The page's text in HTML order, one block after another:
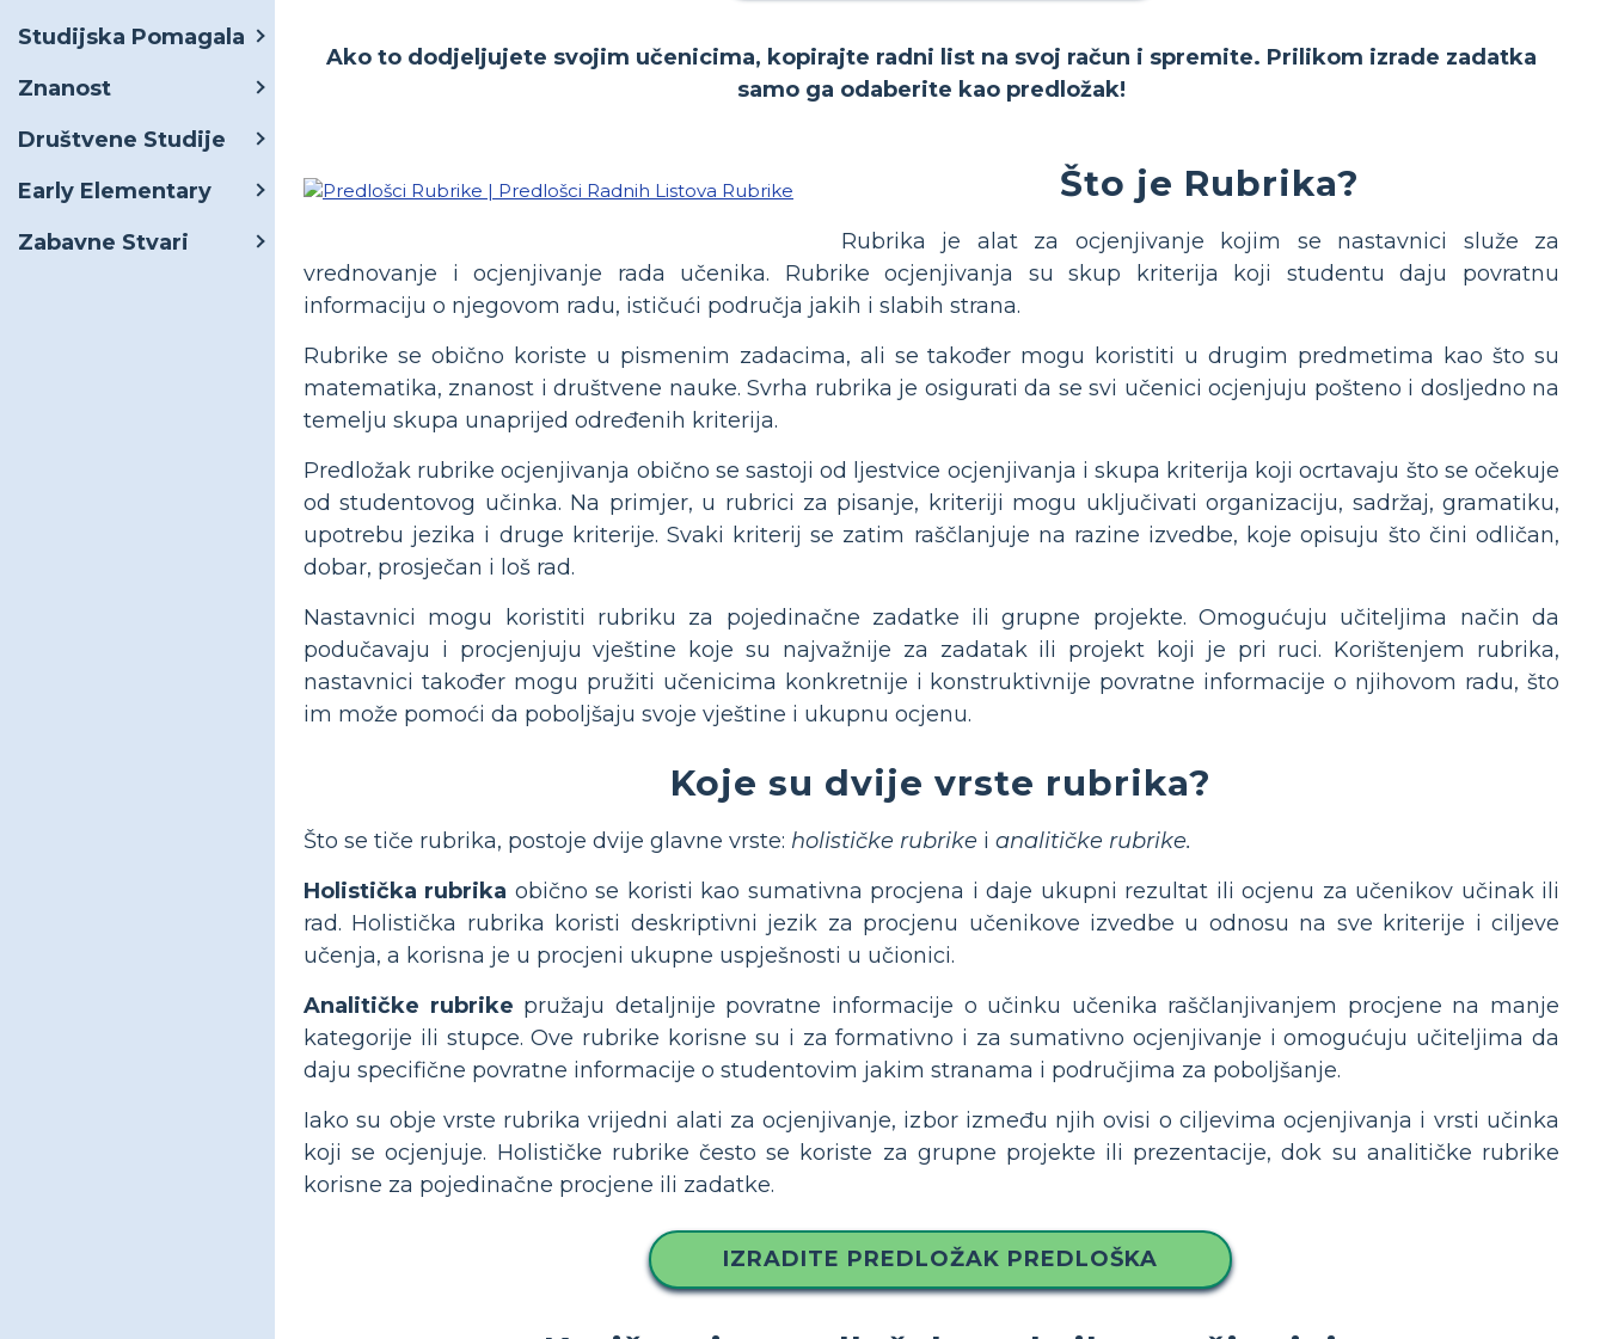
Studijska Pomagala
Znanost
Društvene Studije
Early Elementary
Zabavne Stvari
Ako to dodjeljujete svojim učenicima, kopirajte radni list na svoj račun i spremite. Prilikom izrade zadatka
samo ga odaberite kao predložak!
Što je Rubrika?
Rubrika je alat za ocjenjivanje kojim se nastavnici služe za
vrednovanje i ocjenjivanje rada učenika. Rubrike ocjenjivanja su skup kriterija koji studentu daju povratnu
informaciju o njegovom radu, ističući područja jakih i slabih strana.
Rubrike se obično koriste u pismenim zadacima, ali se također mogu koristiti u drugim predmetima kao što su
matematika, znanost i društvene nauke. Svrha rubrika je osigurati da se svi učenici ocjenjuju pošteno i dosljedno na
temelju skupa unaprijed određenih kriterija.
Predložak rubrike ocjenjivanja obično se sastoji od ljestvice ocjenjivanja i skupa kriterija koji ocrtavaju što se očekuje
od studentovog učinka. Na primjer, u rubrici za pisanje, kriteriji mogu uključivati organizaciju, sadržaj, gramatiku,
upotrebu jezika i druge kriterije. Svaki kriterij se zatim raščlanjuje na razine izvedbe, koje opisuju što čini odličan,
dobar, prosječan i loš rad.
Nastavnici mogu koristiti rubriku za pojedinačne zadatke ili grupne projekte. Omogućuju učiteljima način da
podučavaju i procjenjuju vještine koje su najvažnije za zadatak ili projekt koji je pri ruci. Korištenjem rubrika,
nastavnici također mogu pružiti učenicima konkretnije i konstruktivnije povratne informacije o njihovom radu, što
im može pomoći da poboljšaju svoje vještine i ukupnu ocjenu.
Koje su dvije vrste rubrika?
Što se tiče rubrika, postoje dvije glavne vrste: holističke rubrike i analitičke rubrike.
Holistička rubrika obično se koristi kao sumativna procjena i daje ukupni rezultat ili ocjenu za učenikov učinak ili
rad. Holistička rubrika koristi deskriptivni jezik za procjenu učenikove izvedbe u odnosu na sve kriterije i ciljeve
učenja, a korisna je u procjeni ukupne uspješnosti u učionici.
Analitičke rubrike pružaju detaljnije povratne informacije o učinku učenika raščlanjivanjem procjene na manje
kategorije ili stupce. Ove rubrike korisne su i za formativno i za sumativno ocjenjivanje i omogućuju učiteljima da
daju specifične povratne informacije o studentovim jakim stranama i područjima za poboljšanje.
Iako su obje vrste rubrika vrijedni alati za ocjenjivanje, izbor između njih ovisi o ciljevima ocjenjivanja i vrsti učinka
koji se ocjenjuje. Holističke rubrike često se koriste za grupne projekte ili prezentacije, dok su analitičke rubrike
korisne za pojedinačne procjene ili zadatke.
IZRADITE PREDLOŽAK PREDLOŠKA